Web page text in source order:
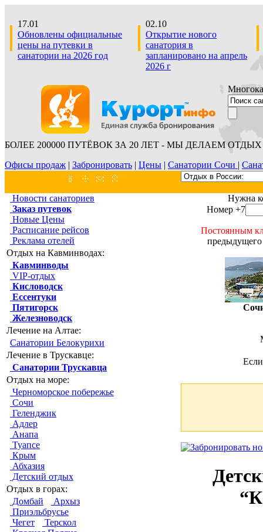
17.01
Обновлены официальные
цены на путевки в
санатории на 2026 год
02.10
Открытие нового
санатория в
запланировано на апрель
2026 г
БОЛЕЕ 200000 ПУТЁВОК ЗА 20 ЛЕТ - МЫ ДЕЛАЕМ ОТДЫХ
Офисы продаж | Забронировать | Цены | Санатории Сочи |
Новости санаториев
Заказ путевок
Новые Цены
Расписание рейсов
Реклама отелей
Отдых на Кавминводах:
Кавминводы
VIP-отдых
Кисловодск
Ессентуки
Пятигорск
Железноводск
Лечение на Алтае:
Санатории Белокурихи
Лечение в Трускавце:
Санатории Трускавца
Отдых на море:
Черноморское побережье
Сочи
Геленджик
Адлер
Анапа
Туапсе
Крым
Абхазия
Детский отдых
Отдых в горах:
Домбай
Архыз
Приэльбрусье
Чегет
Терскол
Нужна
Номер +7
Постоянным
предыдущего